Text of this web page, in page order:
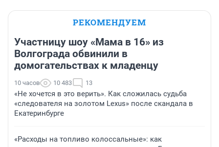
РЕКОМЕНДУЕМ
Участницу шоу «Мама в 16» из
Волгограда обвинили в
домогательствах к младенцу
10 часов 10 483 13
«Не хочется в это верить». Как сложилась судьба
«следователя на золотом Lexus» после скандала в
Екатеринбурге
«Расходы на топливо колоссальные»: как